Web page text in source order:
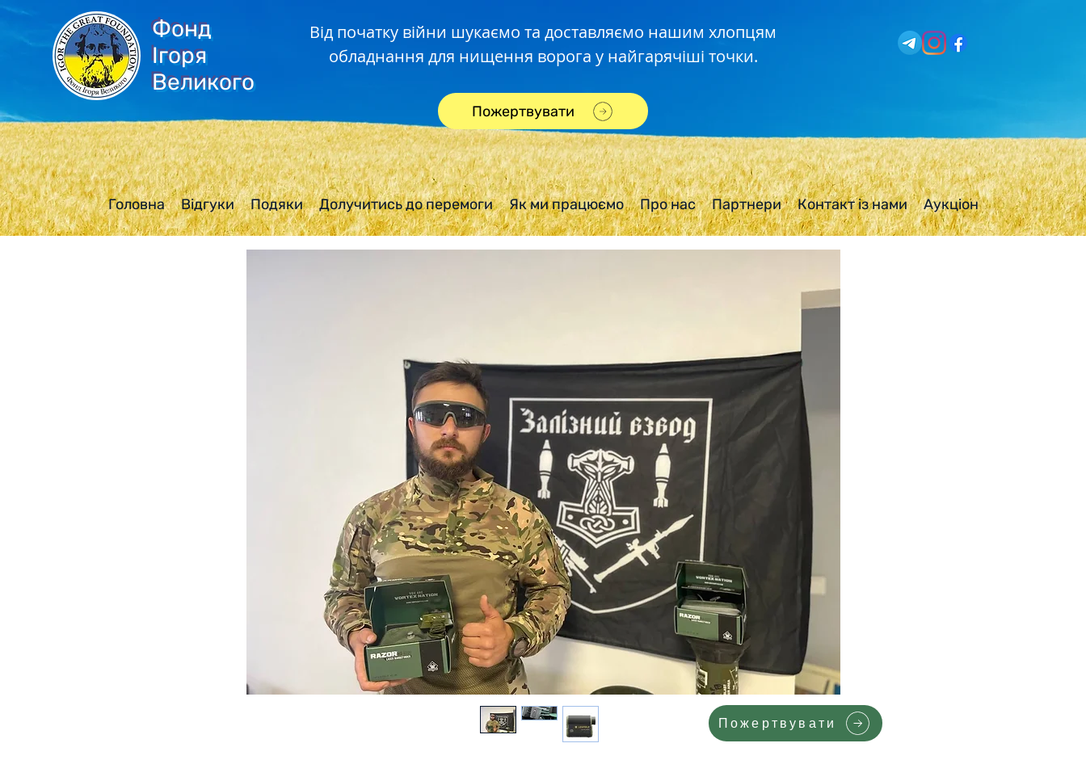
Фонд
Ігоря
Великого
Від початку війни шукаємо та доставляємо нашим хлопцям
обладнання для нищення ворога у найгарячіші точки.
Пожертвувати
Головна Відгуки Подяки Долучитись до перемоги Як ми працюємо Про нас Партнери Контакт із нами Аукціон
Пожертвувати